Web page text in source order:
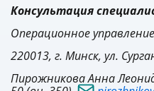
Консультация
Операционное управление
220013, г. Минск, ул.
Пирожникова Анна